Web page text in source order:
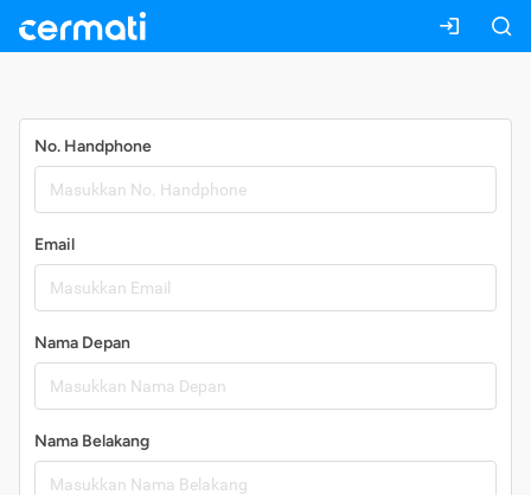
No. Handphone
Email
Nama Depan
Nama Belakang